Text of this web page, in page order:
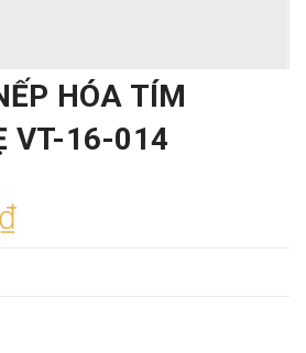
HÓA TÍM
VT-16-014